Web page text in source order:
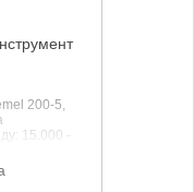
200-5,
15.000 -